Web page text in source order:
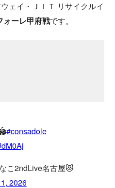
ェイ・ＪＩＴ リサイクルイ
ォーレ甲府戦です。
#consadole
こ2ndLive名古屋😻
2026